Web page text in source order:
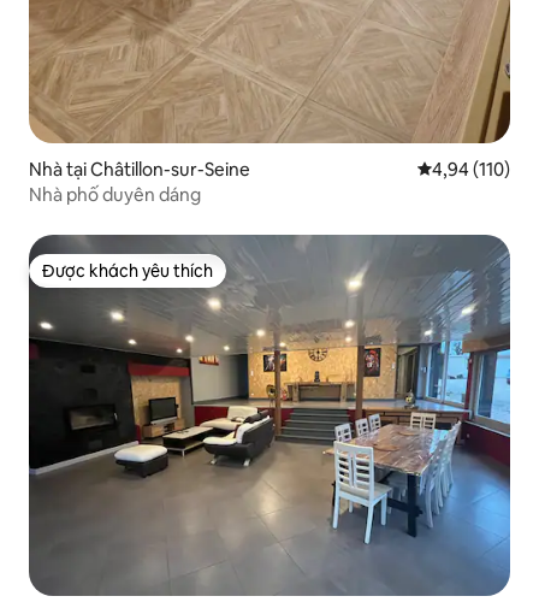
Nhà tại Châtillon-sur-Seine Xếp hạng
4,94 (110)
Nhà phố duyên dáng
Được khách yêu thích
Được khách yêu thích